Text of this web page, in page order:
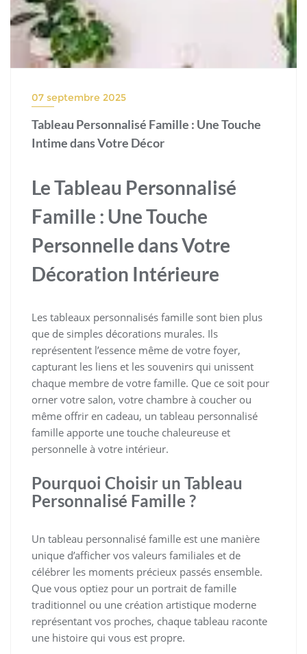
07 septembre 2025
Tableau Personnalisé Famille : Une Touche
Intime dans Votre Décor
Le Tableau Personnalisé
Famille : Une Touche
Personnelle dans Votre
Décoration Intérieure
Les tableaux personnalisés famille sont bien plus
que de simples décorations murales. Ils
représentent l’essence même de votre foyer,
capturant les liens et les souvenirs qui unissent
chaque membre de votre famille. Que ce soit pour
orner votre salon, votre chambre à coucher ou
même offrir en cadeau, un tableau personnalisé
famille apporte une touche chaleureuse et
personnelle à votre intérieur.
Pourquoi Choisir un Tableau
Personnalisé Famille ?
Un tableau personnalisé famille est une manière
unique d’afficher vos valeurs familiales et de
célébrer les moments précieux passés ensemble.
Que vous optiez pour un portrait de famille
traditionnel ou une création artistique moderne
représentant vos proches, chaque tableau raconte
une histoire qui vous est propre.